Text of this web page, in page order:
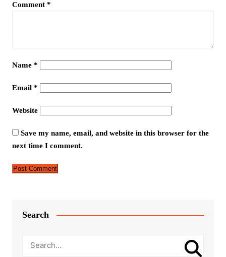
Comment *
Name *
Email *
Website
Save my name, email, and website in this browser for the
next time I comment.
Search